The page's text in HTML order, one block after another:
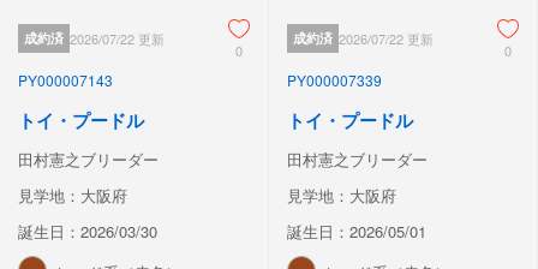
成約済 2026/07/22 更新
0
PY000007143
トイ・プードル
田村憲之ブリーダー
見学地：大阪府
誕生日：2026/03/30
成約済 2026/07/22 更新
0
PY000007339
トイ・プードル
田村憲之ブリーダー
見学地：大阪府
誕生日：2026/05/01